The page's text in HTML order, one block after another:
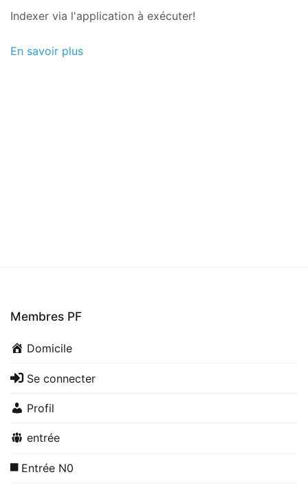
Indexer via l'application à exécuter!
En savoir plus
Membres PF
Domicile
Se connecter
Profil
entrée
Entrée N0